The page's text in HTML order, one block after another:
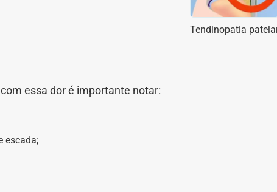
Tendinopatia
essa dor é importante notar:
escada;